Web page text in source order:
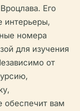
Его
интерьеры,
номера
для изучения
от
обеспечит вам